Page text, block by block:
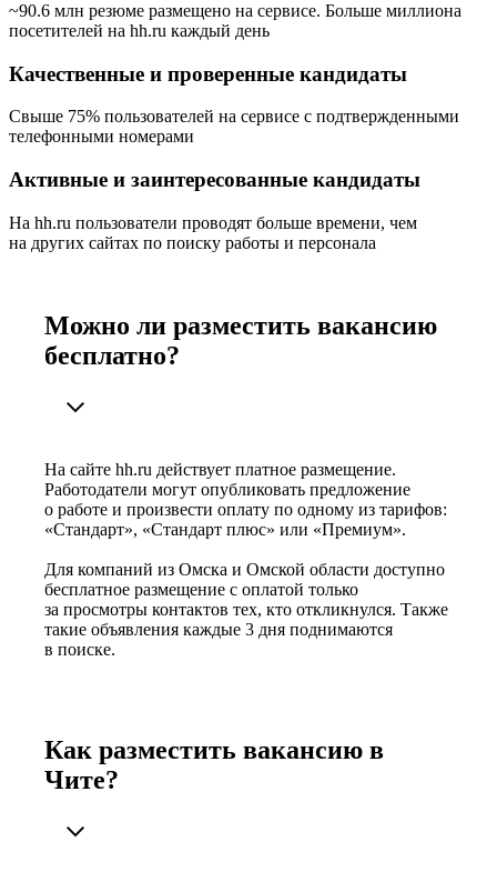
~90.6 млн резюме размещено на сервисе. Больше миллиона
посетителей на hh.ru каждый день
Качественные и проверенные кандидаты
Свыше 75% пользователей на сервисе с подтвержденными
телефонными номерами
Активные и заинтересованные кандидаты
На hh.ru пользователи проводят больше времени, чем
на других сайтах по поиску работы и персонала
Можно ли разместить вакансию
бесплатно?
На сайте hh.ru действует платное размещение.
Работодатели могут опубликовать предложение
о работе и произвести оплату по одному из тарифов:
«Стандарт», «Стандарт плюс» или «Премиум».
Для компаний из Омска и Омской области доступно
бесплатное размещение с оплатой только
за просмотры контактов тех, кто откликнулся. Также
такие объявления каждые 3 дня поднимаются
в поиске.
Как разместить вакансию в
Чите?